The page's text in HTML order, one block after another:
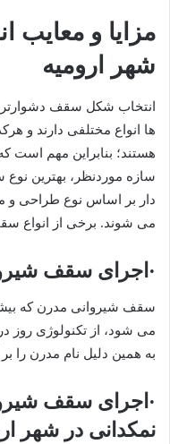
مزایا و معایب
شهر ارومیه
انتخاب شکل سقف
ها انواع مختلفی دارند و
هستند؛ بنابراین مهم است
سازه موردنظر، بهترین
دار بر اساس نوع طراحی و
می شوند. برخی از انواع
·اجرای سقف
سقف شیروانی مدرن که
می شود، از تکنولوژی روز
به همین دلیل نام مدرن را بر
·اجرای سقف
نمکدانی در شهر